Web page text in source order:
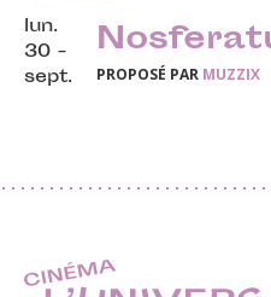
lun.
30 -
sept.
PROPOSÉ PAR MUZZIX